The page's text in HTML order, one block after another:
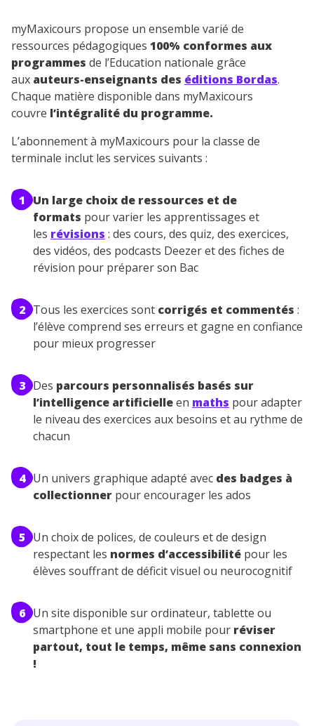
myMaxicours propose un ensemble varié de
ressources pédagogiques 100% conformes aux
programmes de l’Education nationale grâce
aux auteurs-enseignants des éditions Bordas.
Chaque matière disponible dans myMaxicours
couvre l’intégralité du programme.
L’abonnement à myMaxicours pour la classe de
terminale inclut les services suivants :
1 Un large choix de ressources et de
formats pour varier les apprentissages et
les révisions : des cours, des quiz, des exercices,
des vidéos, des podcasts Deezer et des fiches de
révision pour préparer son Bac
2 Tous les exercices sont corrigés et commentés :
l’élève comprend ses erreurs et gagne en confiance
pour mieux progresser
3 Des parcours personnalisés basés sur
l’intelligence artificielleen maths pour adapter
le niveau des exercices aux besoins et au rythme de
chacun
4 Un univers graphique adapté avec des badges à
collectionnerpour encourager les ados
5 Un choix de polices, de couleurs et de design
respectant les normes d’accessibilitépour les
élèves souffrant de déficit visuel ou neurocognitif
6 Un site disponible sur ordinateur, tablette ou
smartphone et une appli mobile pour réviser
partout, tout le temps, même sans connexion
!